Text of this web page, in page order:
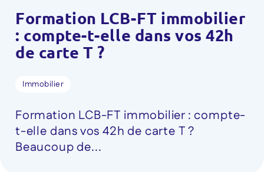
Formation LCB-FT immobilier
: compte-t-elle dans vos 42h
de carte T ?
Immobilier
Formation LCB-FT immobilier : compte-
t-elle dans vos 42h de carte T ?
Beaucoup de...